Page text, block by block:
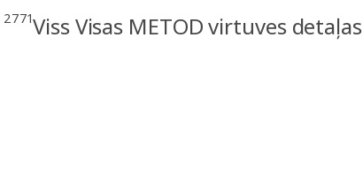
2771Viss Visas METOD virtuves detaļas